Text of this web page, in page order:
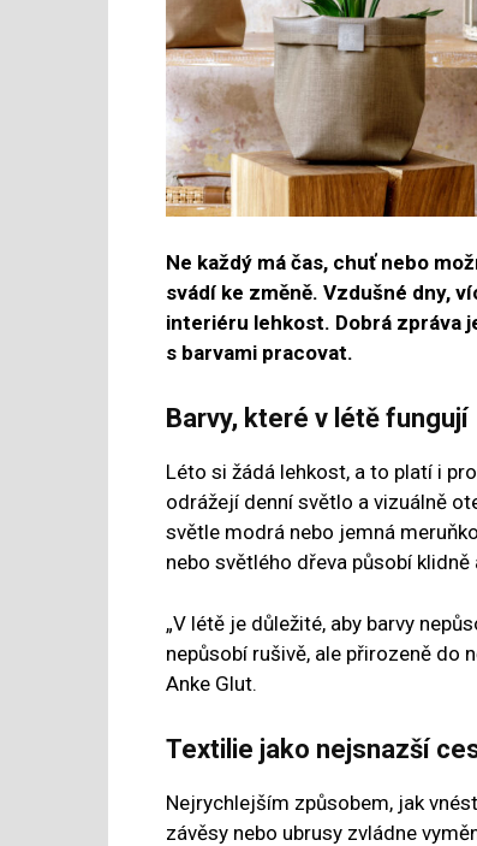
Ne každý má čas, chuť nebo
svádí ke změně. Vzdušné dny,
interiéru lehkost. Dobrá zpráva
s barvami pracovat.
Barvy, které v létě fungují
Léto si žádá lehkost, a to platí i
odrážejí denní světlo a vizuálně
světle modrá nebo jemná
nebo světlého dřeva působí klidně
„V létě je důležité, aby barvy
nepůsobí rušivě, ale přirozeně do
Anke Glut.
Textilie jako nejsnazší
Nejrychlejším způsobem, jak
závěsy nebo ubrusy zvládne